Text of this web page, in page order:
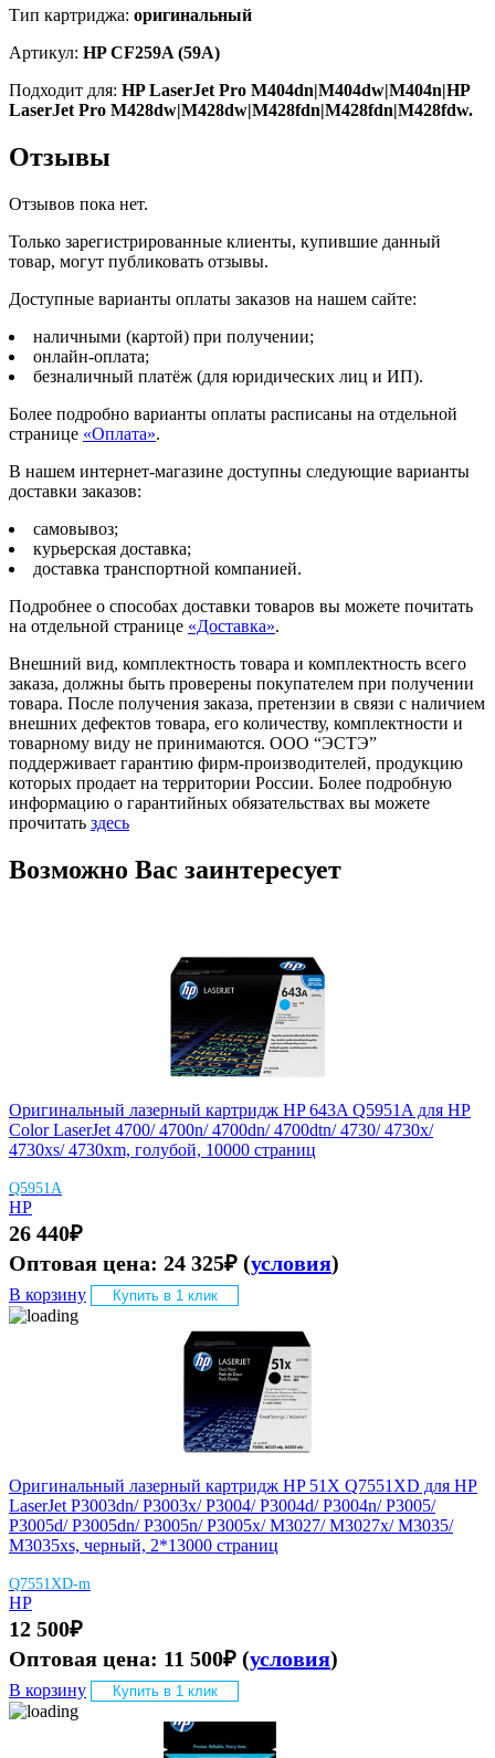
/
M428fdw,
black,
3000
страниц
Тип картриджа: оригинальный
Артикул: HP CF259A (59A)
Подходит для: HP LaserJet Pro M404dn|M404dw|M404n|HP
LaserJet Pro M428dw|M428dw|M428fdn|M428fdn|M428fdw.
Отзывы
Отзывов пока нет.
Только зарегистрированные клиенты, купившие данный
товар, могут публиковать отзывы.
Доступные варианты оплаты заказов на нашем сайте:
наличными (картой) при получении;
онлайн-оплата;
безналичный платёж (для юридических лиц и ИП).
Более подробно варианты оплаты расписаны на отдельной
странице «Оплата».
В нашем интернет-магазине доступны следующие варианты
доставки заказов:
самовывоз;
курьерская доставка;
доставка транспортной компанией.
Подробнее о способах доставки товаров вы можете почитать
на отдельной странице «Доставка».
Внешний вид, комплектность товара и комплектность всего
заказа, должны быть проверены покупателем при получении
товара. После получения заказа, претензии в связи с наличием
внешних дефектов товара, его количеству, комплектности и
товарному виду не принимаются. ООО “ЭСТЭ”
поддерживает гарантию фирм-производителей, продукцию
которых продает на территории России. Более подробную
информацию о гарантийных обязательствах вы можете
прочитать здесь
Возможно Вас заинтересует
Оригинальный лазерный картридж HP 643A Q5951A для HP
Color LaserJet 4700/ 4700n/ 4700dn/ 4700dtn/ 4730/ 4730x/
4730xs/ 4730xm, голубой, 10000 страниц
Q5951A
HP
26 440₽
Оптовая цена: 24 325₽ (условия)
В корзину Купить в 1 клик
Оригинальный лазерный картридж HP 51X Q7551XD для HP
LaserJet P3003dn/ P3003x/ P3004/ P3004d/ P3004n/ P3005/
P3005d/ P3005dn/ P3005n/ P3005x/ M3027/ M3027x/ M3035/
M3035xs, черный, 2*13000 страниц
Q7551XD-m
HP
12 500₽
Оптовая цена: 11 500₽ (условия)
В корзину Купить в 1 клик